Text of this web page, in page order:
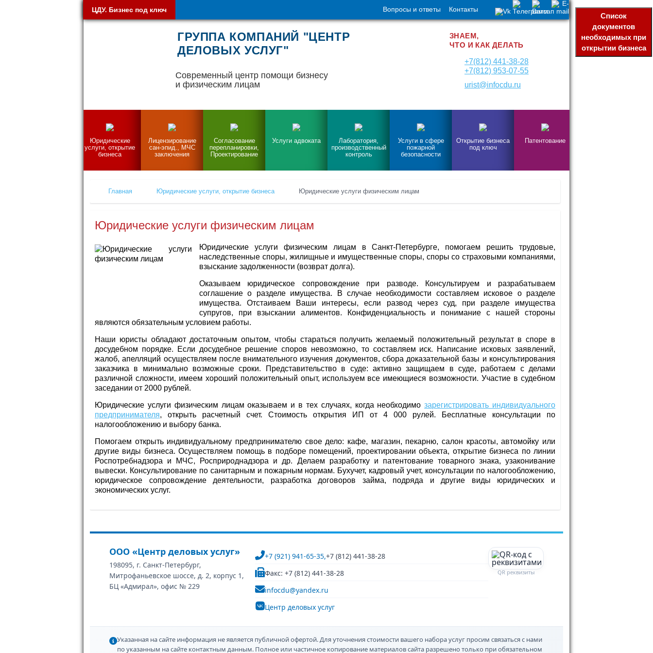
Список
документов
необходимых при
открытии бизнеса
ЦДУ. Бизнес под ключ Вопросы и ответы Контакты
ГРУППА КОМПАНИЙ "ЦЕНТР
ДЕЛОВЫХ УСЛУГ"
Современный центр помощи бизнесу
и физическим лицам
ЗНАЕМ,
ЧТО И КАК ДЕЛАТЬ
+7(812) 441-38-28
+7(812) 953-07-55
urist@infocdu.ru
Юридические
услуги, открытие
бизнеса
Лицензирование
сан-эпид., МЧС
заключения
Согласование
перепланировки,
Проектирование
Услуги адвоката
Лаборатория,
производственный
контроль
Услуги в сфере
пожарной
безопасности
Открытие бизнеса
под ключ
Патентование
Главная Юридические услуги, открытие бизнеса Юридические услуги физическим лицам
Юридические услуги физическим лицам
Юридические услуги физическим лицам в Санкт-Петербурге, помогаем решить трудовые,
наследственные споры, жилищные и имущественные споры, споры со страховыми компаниями,
взыскание задолженности (возврат долга).
Оказываем юридическое сопровождение при разводе. Консультируем и разрабатываем
соглашение о разделе имущества. В случае необходимости составляем исковое о разделе
имущества. Отстаиваем Ваши интересы, если развод через суд, при разделе имущества
супругов, при взыскании алиментов. Конфиденциальность и понимание с нашей стороны
являются обязательным условием работы.
Наши юристы обладают достаточным опытом, чтобы стараться получить желаемый положительный результат в споре в
досудебном порядке. Если досудебное решение споров невозможно, то составляем иск. Написание исковых заявлений,
жалоб, апелляций осуществляем после внимательного изучения документов, сбора доказательной базы и консультирования
заказчика в минимально возможные сроки. Представительство в суде: активно защищаем в суде, работаем с делами
различной сложности, имеем хороший положительный опыт, используем все имеющиеся возможности. Участие в судебном
заседании от 2000 рублей.
Юридические услуги физическим лицам оказываем и в тех случаях, когда необходимозарегистрировать индивидуального
предпринимателя, открыть расчетный счет. Стоимость открытия ИП от 4 000 рулей. Бесплатные консультации по
налогообложению и выбору банка.
Помогаем открыть индивидуальному предпринимателю свое дело: кафе, магазин, пекарню, салон красоты, автомойку или
другие виды бизнеса. Осуществляем помощь в подборе помещений, проектировании объекта, открытие бизнеса по линии
Роспотребнадзора и МЧС, Росприроднадзора и др. Делаем разработку и патентование товарного знака, узаконивание
вывески. Консультирование по санитарным и пожарным нормам. Бухучет, кадровый учет, консультации по налогообложению,
юридическое сопровождение деятельности, разработка договоров займа, подряда и другие виды юридических и
экономических услуг.
ООО «Центр деловых услуг»
198095, г. Санкт-Петербург,
Митрофаньевское шоссе, д. 2, корпус 1,
БЦ «Адмирал», офис № 229
+7 (921) 941-65-35,+7 (812) 441-38-28
Факс: +7 (812) 441-38-28
infocdu@yandex.ru
Центр деловых услуг
QR реквизиты
Указанная на сайте информация не является публичной офертой. Для уточнения стоимости вашего набора услуг просим связаться с нами
по указанным на сайте контактным данным. Полное или частичное копирование материалов сайта разрешено только при обязательном